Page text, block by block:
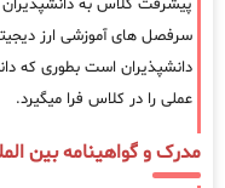
پیشرفت کلاس به
سرفصل های آموزشی ارز
دانشپذیران است بطوری که
عملی را در کلاس فرا میگیرد.
مدرک و گواهینامه بین